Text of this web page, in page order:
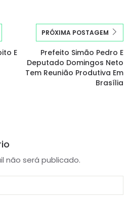
E
PRÓXIMA POSTAGEM
Prefeito Simão Pedro E
Deputado Domingos Neto
Tem Reunião Produtiva Em
Brasília
não será publicado.